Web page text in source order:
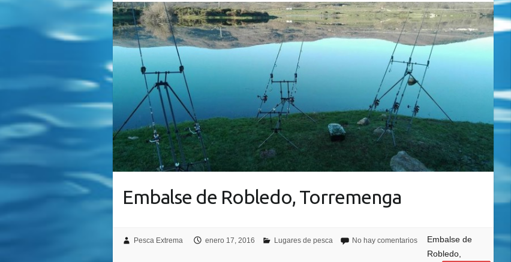
Embalse de Robledo, Torremenga
Pesca Extrema enero 17, 2016 Lugares de pesca No hay comentarios
Embalse de
Robledo,